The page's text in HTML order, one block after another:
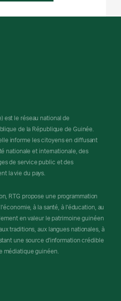
est le réseau national de
de la République de Guinée.
informe les citoyens en diffusant
nationale et internationale, des
de service public et des
la vie du pays.
RTG propose une programmation
à la santé, à l'éducation, au
en valeur le patrimoine guinéen
traditions, aux langues nationales, à
une source d'information crédible
médiatique guinéen.